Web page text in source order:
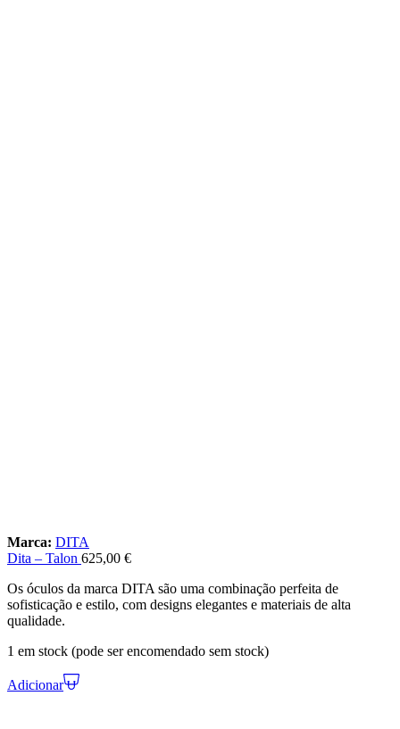
Marca: DITA
Dita – Talon 625,00 €
Os óculos da marca DITA são uma combinação perfeita de
sofisticação e estilo, com designs elegantes e materiais de alta
qualidade.
1 em stock (pode ser encomendado sem stock)
Adicionar